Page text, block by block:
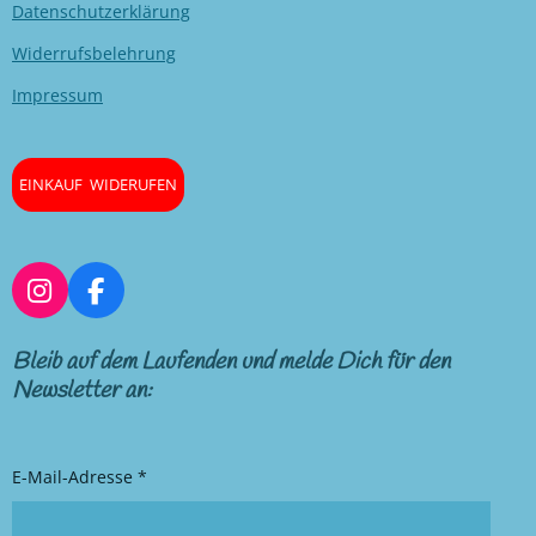
Datenschutzerklärung
Widerrufsbelehrung
Impressum
EINKAUF WIDERUFEN
I
n
s
t
a
a
F
a
c
e
b
k
Bleib auf dem Laufenden und melde Dich für den
Newsletter an:
E-Mail-Adresse *